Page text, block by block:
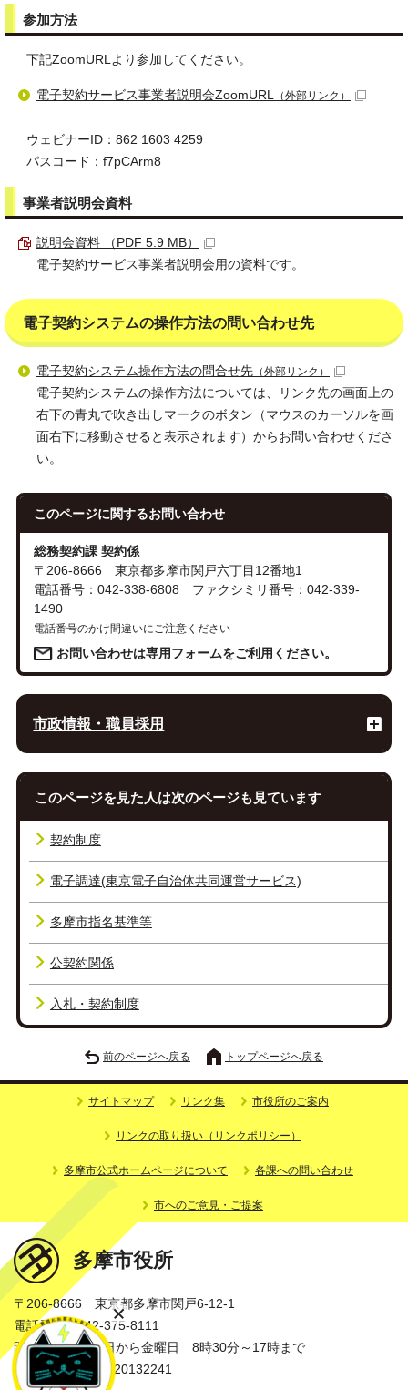
参加方法
下記ZoomURLより参加してください。
電子契約サービス事業者説明会ZoomURL （外部リンク）
ウェビナーID：862 1603 4259
パスコード：f7pCArm8
事業者説明会資料
説明会資料 （PDF 5.9 MB）
電子契約サービス事業者説明会用の資料です。
電子契約システムの操作方法の問い合わせ先
電子契約システム操作方法の問合せ先 （外部リンク）
電子契約システムの操作方法については、リンク先の画面上の
右下の青丸で吹き出しマークのボタン（マウスのカーソルを画
面右下に移動させると表示されます）からお問い合わせくださ
い。
このページに関するお問い合わせ
総務契約課 契約係
〒206-8666 東京都多摩市関戸六丁目12番地1
電話番号：042-338-6808 ファクシミリ番号：042-339-
1490
電話番号のかけ間違いにご注意ください
お問い合わせは専用フォームをご利用ください。
市政情報・職員採用
このページを見た人は次のページも見ています
契約制度
電子調達(東京電子自治体共同運営サービス)
多摩市指名基準等
公契約関係
入札・契約制度
前のページへ戻る トップページへ戻る
サイトマップ リンク集 市役所のご案内
リンクの取り扱い（リンクポリシー）
多摩市公式ホームページについて 各課への問い合わせ
市へのご意見・ご提案
多摩市役所
〒206-8666 東京都多摩市関戸6-12-1
電話番号：042-375-8111
開庁時間：月曜日から金曜日 8時30分～17時まで
法人番号：3000020132241